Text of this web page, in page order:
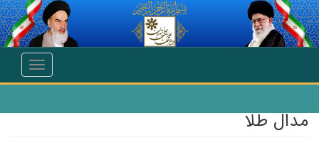
انتقال به محتوای اصلی
Toggle
مدال طلا